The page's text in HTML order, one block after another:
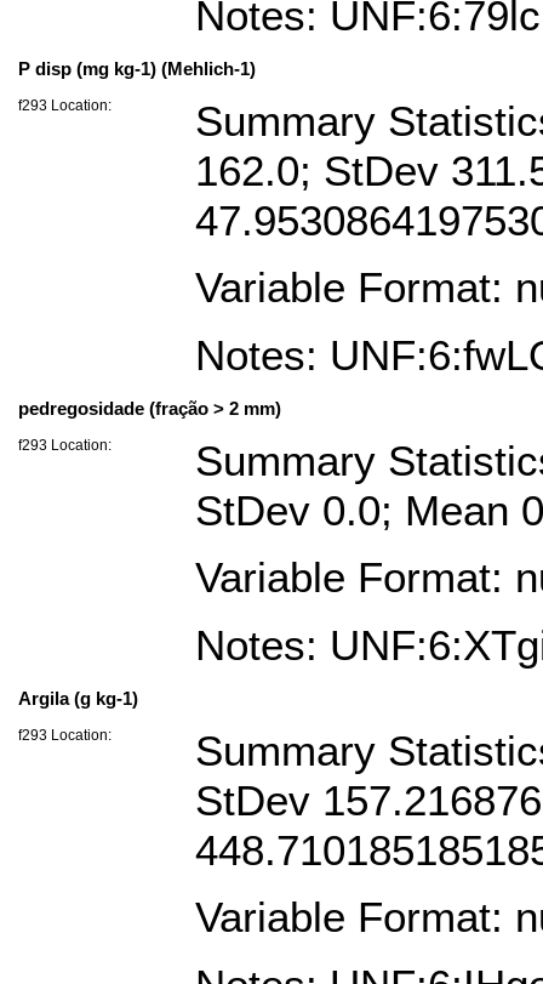
Notes:
P disp (mg kg-1) (Mehlich-1)
f293 Location:
Summary
162.0; StDev
Variable Format:
Notes:
pedregosidade (fração > 2 mm)
f293 Location:
Summary
StDev 0.0; Mean
Variable Format:
Notes:
Argila (g kg-1)
f293 Location:
Summary
StDev
Variable Format: